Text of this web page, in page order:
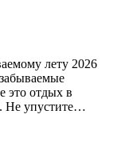
лету 2026
это отдых в
Не упустите…